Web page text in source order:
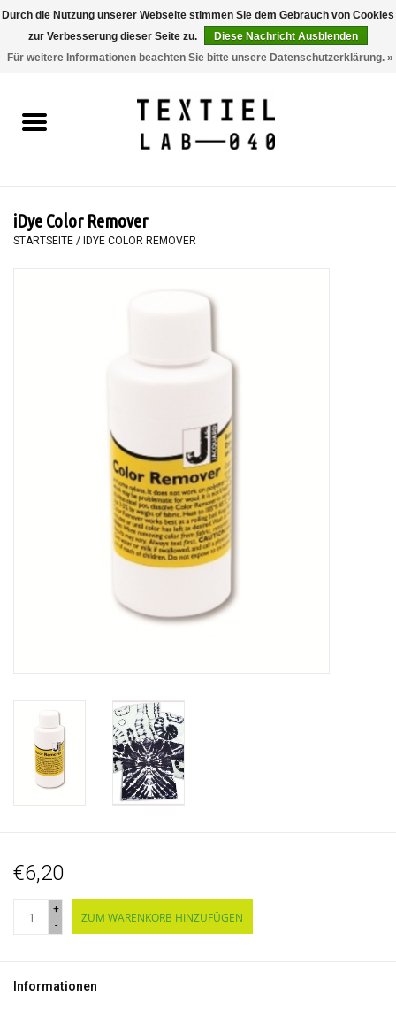
0 Artikel - €0,00
BÜCHER
MALEN
iDye Color Remover
STARTSEITE / IDYE COLOR REMOVER
€6,20
+
-
ZUM WARENKORB HINZUFÜGEN
Informationen
Durch die Nutzung unserer Webseite stimmen Sie dem Gebrauch von Cookies
zur Verbesserung dieser Seite zu.
Diese Nachricht Ausblenden
Für weitere Informationen beachten Sie bitte unsere Datenschutzerklärung. »